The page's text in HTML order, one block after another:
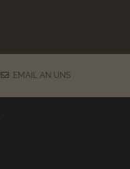
EMAIL AN UNS